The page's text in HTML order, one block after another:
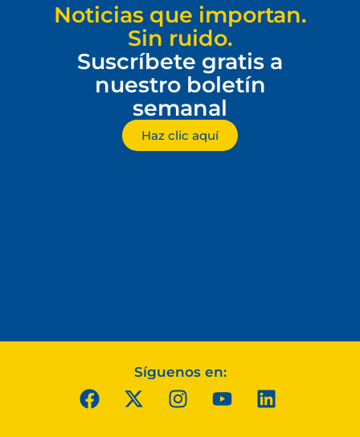
Noticias que importan.
Sin ruido.
Suscríbete gratis a
nuestro boletín
semanal
Haz clic aquí
Síguenos en: